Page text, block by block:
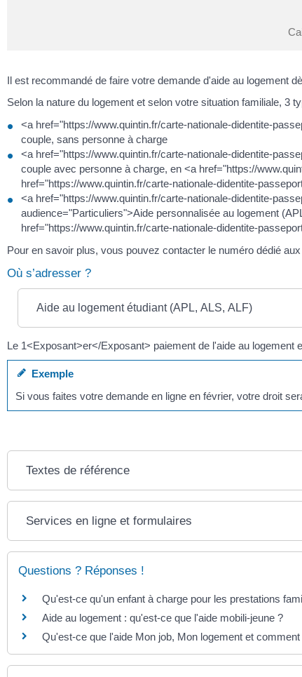
Il est recommandé de faire votre demande d'aide au logement
Selon la nature du logement et selon votre situation familiale, 3
<a href="https://www.quintin.fr/carte-nationale-didentite-
couple, sans personne à charge
<a href="https://www.quintin.fr/carte-nationale-didentite-
couple avec personne à charge, en <a href="https://
href="https://www.quintin.fr/carte-nationale-didentite-
<a href="https://www.quintin.fr/carte-nationale-didentite-
audience="Particuliers">Aide personnalisée au logement
href="https://www.quintin.fr/carte-nationale-didentite-
Pour en savoir plus, vous pouvez contacter le numéro dédié
Où s’adresser ?
Aide au logement étudiant (APL, ALS, ALF)
Le 1<Exposant>er</Exposant> paiement de l'aide au
Exemple
Si vous faites votre demande en ligne en février, votre droit
Textes de référence
Services en ligne et formulaires
Questions ? Réponses !
Qu'est-ce qu'un enfant à charge pour les prestations
Aide au logement : qu'est-ce que l'aide mobili-jeune ?
Qu'est-ce que l'aide Mon job, Mon logement et